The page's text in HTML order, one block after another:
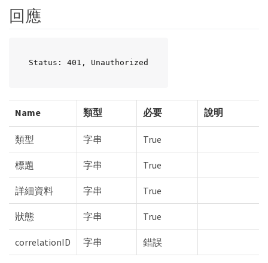
回應
Status: 401, Unauthorized
Name 類型 必要 說明
類型 字串 True
標題 字串 True
詳細資料 字串 True
狀態 字串 True
correlationID 字串 錯誤